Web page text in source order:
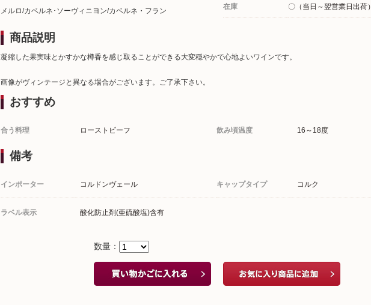
在庫 〇（当日～翌営業日出荷）
メルロ/カベルネ･ソーヴィニヨン/カベルネ・フラン
商品説明
凝縮した果実味とかすかな樽香を感じ取ることができる大変穏やかで心地よいワインです。
画像がヴィンテージと異なる場合がございます。ご了承下さい。
おすすめ
合う料理 ローストビーフ 飲み頃温度 16～18度
備考
インポーター コルドンヴェール キャップタイプ コルク
ラベル表示 酸化防止剤(亜硫酸塩)含有
数量：